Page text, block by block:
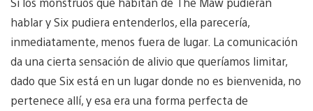
hablar y Six pudiera entenderlos, ella parecería,
inmediatamente, menos fuera de lugar. La comunicación
da una cierta sensación de alivio que queríamos limitar,
dado que Six está en un lugar donde no es bienvenida, no
pertenece allí, y esa era una forma perfecta de